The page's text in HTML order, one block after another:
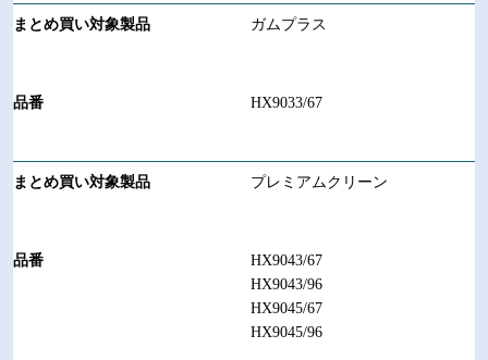
ガムプラス
HX9033/67
プレミアムクリーン
HX9043/67
HX9043/96
HX9045/67
HX9045/96